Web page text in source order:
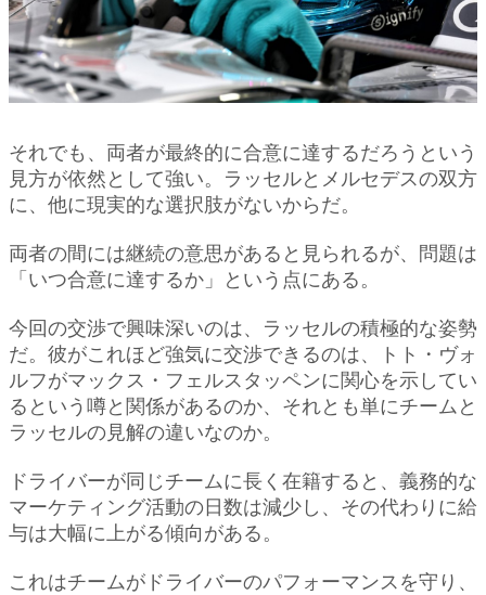
それでも、両者が最終的に合意に達するだろうという
見方が依然として強い。ラッセルとメルセデスの双方
に、他に現実的な選択肢がないからだ。
両者の間には継続の意思があると見られるが、問題は
「いつ合意に達するか」という点にある。
今回の交渉で興味深いのは、ラッセルの積極的な姿勢
だ。彼がこれほど強気に交渉できるのは、トト・ヴォ
ルフがマックス・フェルスタッペンに関心を示してい
るという噂と関係があるのか、それとも単にチームと
ラッセルの見解の違いなのか。
ドライバーが同じチームに長く在籍すると、義務的な
マーケティング活動の日数は減少し、その代わりに給
与は大幅に上がる傾向がある。
これはチームがドライバーのパフォーマンスを守り、